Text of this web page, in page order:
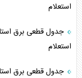
استعلام
استعلام